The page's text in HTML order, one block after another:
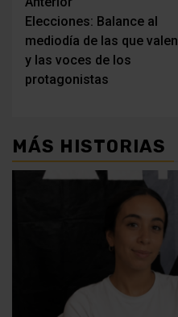
de
entradas
Elecciones: Balance al
mediodía de las que valen
y las voces de los
protagonistas
MÁS HISTORIAS